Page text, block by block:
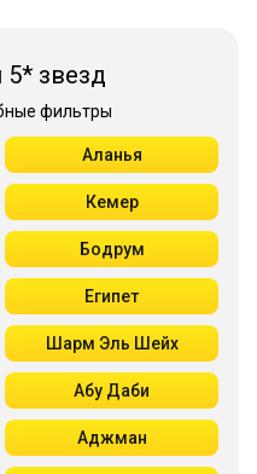
звезд
фильтры
Аланья
Кемер
Бодрум
Египет
Шарм Эль Шейх
Абу Даби
Аджман